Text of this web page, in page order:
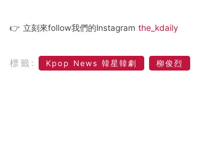
👉 立刻來follow我們的Instagram the_kdaily
標籤: Kpop News 韓星韓劇 柳俊烈